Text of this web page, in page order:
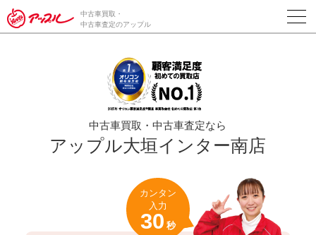
/*ABテスト_新規査定フォームの為のCVボタン*/
中古車買取・
中古車査定のアップル
中古車買取・中古車査定なら
アップル大垣インター南店
カンタン
入力
30 秒